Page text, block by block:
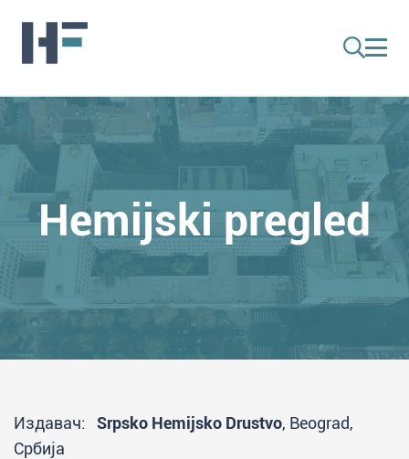
Hemijski pregled
Издавач: Srpsko Hemijsko Drustvo, Beograd,
Србија